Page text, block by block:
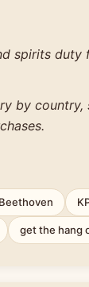
spirits duty
by
Beethoven
get the hang